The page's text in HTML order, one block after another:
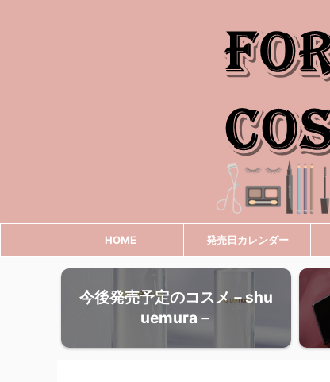
HOME 発売日カレンダー
今後発売予定のコスメ－shu
uemura－